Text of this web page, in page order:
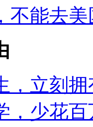
不能去美
，立刻
，少花